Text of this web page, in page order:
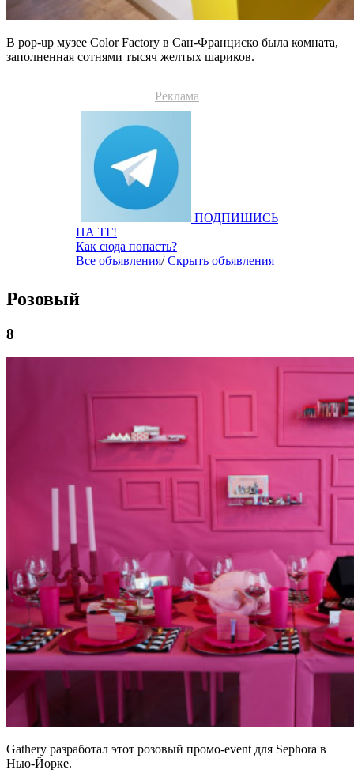
В pop-up музее Color Factory в Сан-Франциско была комната,
заполненная сотнями тысяч желтых шариков.
Реклама
ПОДПИШИСЬ
НА ТГ!
Как сюда попасть?
Все объявления/Скрыть объявления
Розовый
8
Gathery разработал этот розовый промо-event для Sephora в
Нью-Йорке.